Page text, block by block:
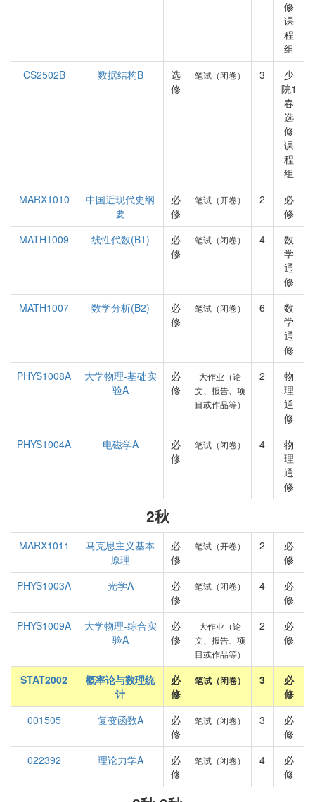
修
课
程
组
CS2502B
数据结构B
选
修
笔试（闭卷） 3
少
院1
春
选
修
课
程
组
MARX1010
中国近现代史纲
要
必
修
笔试（开卷） 2
必
修
MATH1009
线性代数(B1)
必
修
笔试（闭卷） 4
数
学
通
修
MATH1007
数学分析(B2)
必
修
笔试（闭卷） 6
数
学
通
修
PHYS1008A
大学物理-基础实
验A
必
修
大作业（论
文、报告、项
目或作品等）
2
物
理
通
修
PHYS1004A
电磁学A
必
修
笔试（闭卷） 4
物
理
通
修
2秋
MARX1011
马克思主义基本
原理
必
修
笔试（开卷） 2
必
修
PHYS1003A
光学A
必
修
笔试（闭卷） 4
必
修
PHYS1009A
大学物理-综合实
验A
必
修
大作业（论
文、报告、项
目或作品等）
2
必
修
STAT2002
概率论与数理统
计
必
修
笔试（闭卷） 3
必
修
001505
复变函数A
必
修
笔试（闭卷） 3
必
修
022392
理论力学A
必
修
笔试（闭卷） 4
必
修